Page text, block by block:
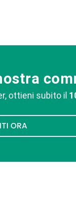
ottieni subito il
ORA